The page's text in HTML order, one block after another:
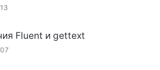
Fluent и gettext